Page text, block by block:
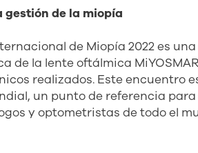
gestión de la miopía
de Miopía 2022 es
de la lente oftálmica
realizados. Este encuentro
un punto de referencia
y optometristas de todo el